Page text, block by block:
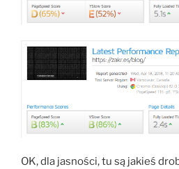
OK, dla jasności, tu są jakieś